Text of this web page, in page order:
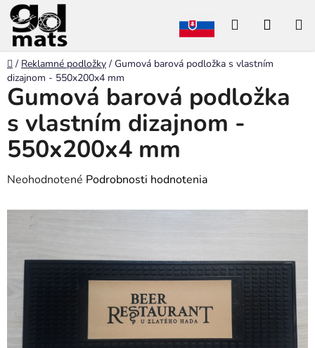
Prejsť
na
obsah
Hľadať
Domov
/ Reklamné podložky / Gumová barová podložka s vlastním
dizajnom - 550x200x4 mm
Gumová barová podložka
s vlastním dizajnom -
550x200x4 mm
Priemerné
5
hviezdičiek.
Neohodnotené Podrobnosti hodnotenia